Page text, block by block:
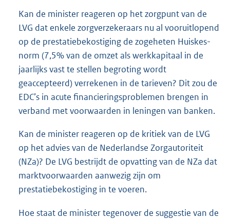
Kan de minister reageren op het zorgpunt van de
LVG dat enkele zorgverzekeraars nu al vooruitlopend
op de prestatiebekostiging de zogeheten Huiskes-
norm (7,5% van de omzet als werkkapitaal in de
jaarlijks vast te stellen begroting wordt
geaccepteerd) verrekenen in de tarieven? Dit zou de
EDC’s in acute financieringsproblemen brengen in
verband met voorwaarden in leningen van banken.
Kan de minister reageren op de kritiek van de LVG
op het advies van de Nederlandse Zorgautoriteit
(NZa)? De LVG bestrijdt de opvatting van de NZa dat
marktvoorwaarden aanwezig zijn om
prestatiebekostiging in te voeren.
Hoe staat de minister tegenover de suggestie van de